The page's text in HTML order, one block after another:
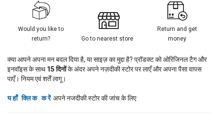
Would you like to
return?
Go to nearest store
Return and get
money
क्या आपने अपना मन बदल दिया है, या साइज़ का मुद्दा है? प्रॉडक्ट को ओरिजिनल टैग और
इनवॉइस के साथ15 दिनोंके अंदर अपने नज़दीकी स्टोर पर लाएँ और अपना पैसा वापस
पाएँ। नियम एवं शर्तें लागू।
यहाँ क्लिक करें अपने नजदीकी स्टोर की जांच के लिए